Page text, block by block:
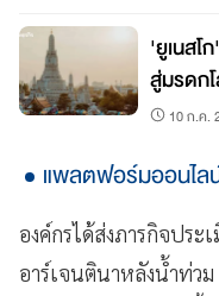
'ยูเนสโ
สู่มรดก
10 ก.ค.
แพลตฟอร์มออนไล
องค์กรได้ส่งภารกิจประ
อาร์เจนตินาหลังน้ำท่ว